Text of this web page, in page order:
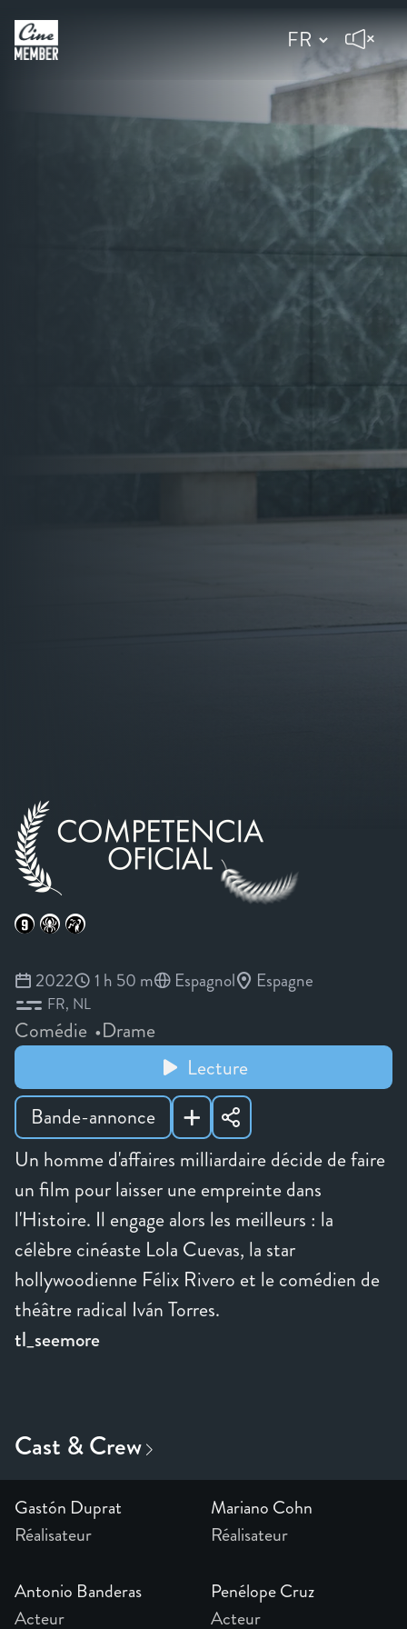
Un homme d'affaires milliardaire décide de faire
un film pour laisser une empreinte dans
l'Histoire. Il engage alors les meilleurs : la
célèbre cinéaste Lola Cuevas, la star
hollywoodienne Félix Rivero et le comédien de
théâtre radical Iván Torres.
tl_seemore
2022 1 h 50 m Espagnol Espagne
FR NL
Comédie
Drame
Lecture
Bande-annonce
Gastón Duprat
Réalisateur
Mariano Cohn
Réalisateur
Antonio Banderas
Acteur
Penélope Cruz
Acteur